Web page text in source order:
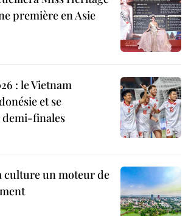
première en Asie
: le Vietnam
et se
demi-finales
culture un moteur de